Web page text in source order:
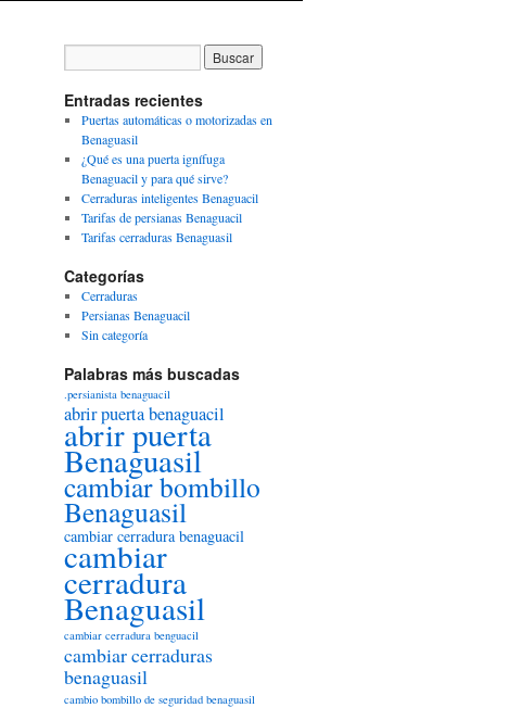
Entradas recientes
Puertas automáticas o motorizadas en
Benaguasil
¿Qué es una puerta ignífuga
Benaguacil y para qué sirve?
Cerraduras inteligentes Benaguacil
Tarifas de persianas Benaguacil
Tarifas cerraduras Benaguasil
Categorías
Cerraduras
Persianas Benaguacil
Sin categoría
Palabras más buscadas
.persianista benaguacil
abrir puerta benaguacil
abrir puerta
Benaguasil
cambiar bombillo
Benaguasil
cambiar cerradura benaguacil
cambiar
cerradura
Benaguasil
cambiar cerradura benguacil
cambiar cerraduras
benaguasil
cambio bombillo de seguridad benaguasil